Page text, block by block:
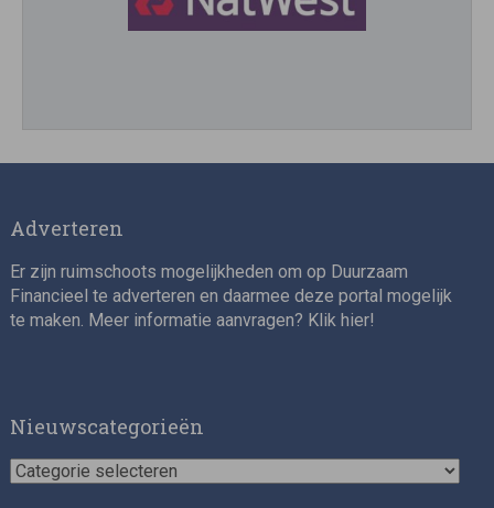
Director, Impact Investing
Adverteren
Er zijn ruimschoots mogelijkheden om op Duurzaam
Financieel te adverteren en daarmee deze portal mogelijk
te maken. Meer informatie aanvragen? Klik hier!
Nieuwscategorieën
Nieuwscategorieën